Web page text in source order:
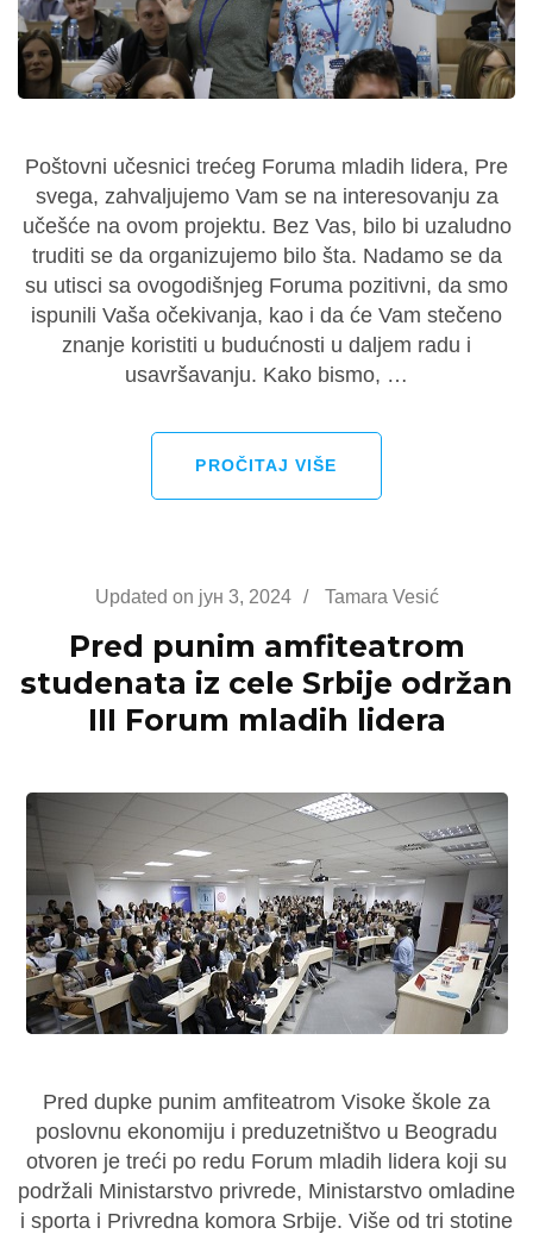
Poštovni učesnici trećeg Foruma mladih lidera, Pre
svega, zahvaljujemo Vam se na interesovanju za
učešće na ovom projektu. Bez Vas, bilo bi uzaludno
truditi se da organizujemo bilo šta. Nadamo se da
su utisci sa ovogodišnjeg Foruma pozitivni, da smo
ispunili Vaša očekivanja, kao i da će Vam stečeno
znanje koristiti u budućnosti u daljem radu i
usavršavanju. Kako bismo, …
PROČITAJ VIŠE
Updated on јун 3, 2024 / Tamara Vesić
Pred punim amfiteatrom
studenata iz cele Srbije održan
III Forum mladih lidera
Pred dupke punim amfiteatrom Visoke škole za
poslovnu ekonomiju i preduzetništvo u Beogradu
otvoren je treći po redu Forum mladih lidera koji su
podržali Ministarstvo privrede, Ministarstvo omladine
i sporta i Privredna komora Srbije. Više od tri stotine